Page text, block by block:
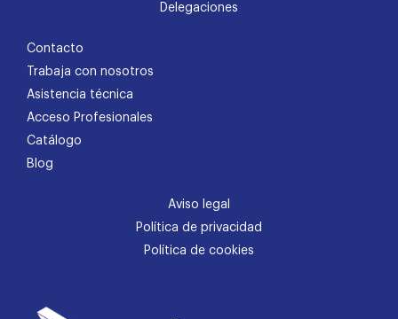
Delegaciones
Contacto
Trabaja con nosotros
Asistencia técnica
Acceso Profesionales
Catálogo
Blog
Aviso legal
Política de privacidad
Política de cookies